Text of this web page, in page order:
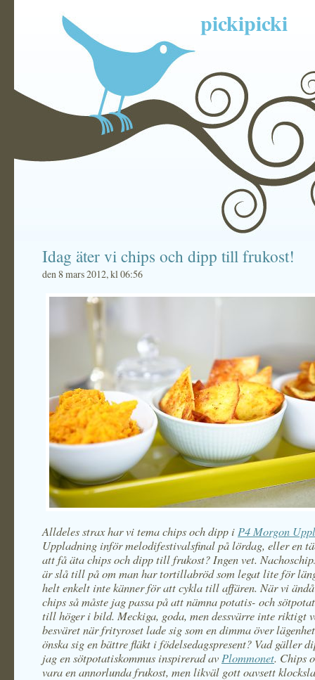
pickipicki
Idag äter vi chips och dipp till frukost!
den 8 mars 2012, kl 06:56
Alldeles strax har vi tema chips och dipp i P4 Morgon
Uppladning inför melodifestivalsfinal på lördag, eller en
att få äta chips och dipp till frukost? Ingen vet.
är slå till på om man har tortillabröd som legat lite för
helt enkelt inte känner för att cykla till affären. När vi
chips så måste jag passa på att nämna potatis- och
till höger i bild. Meckiga, goda, men dessvärre inte riktigt
besväret när frityroset lade sig som en dimma över
önska sig en bättre fläkt i födelsedagspresent? Vad gäller
jag en sötpotatiskommus inspirerad av Plommonet. Chips
vara en annorlunda frukost, men likväl gott oavsett